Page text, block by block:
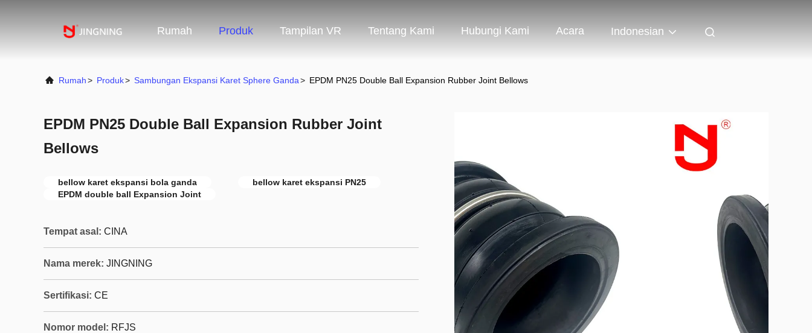
Rumah Produk Tampilan VR Tentang Kami Hubungi Kami Acara Indonesian
Rumah> Produk> Sambungan Ekspansi Karet Sphere Ganda> EPDM PN25 Double Ball Expansion Rubber Joint Bellows
EPDM PN25 Double Ball Expansion Rubber Joint
Bellows
bellow karet ekspansi bola ganda
bellow karet ekspansi PN25
EPDM double ball Expansion Joint
Tempat asal: CINA
Nama merek: JINGNING
Sertifikasi: CE
Nomor model: RFJS